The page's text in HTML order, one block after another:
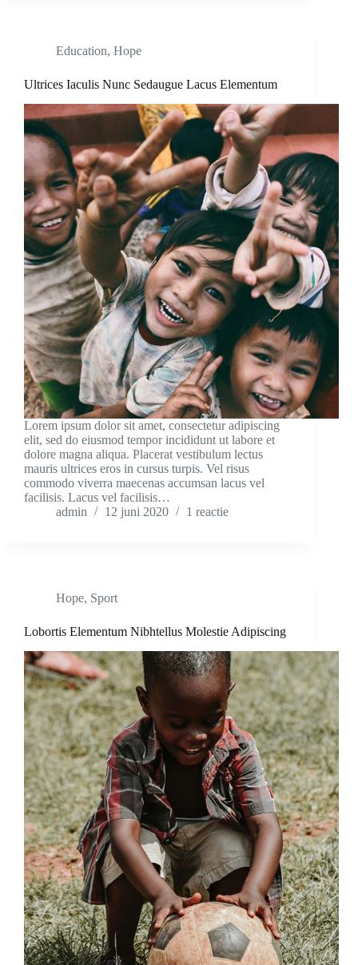
Education, Hope
Ultrices Iaculis Nunc Sedaugue Lacus Elementum
Lorem ipsum dolor sit amet, consectetur adipiscing
elit, sed do eiusmod tempor incididunt ut labore et
dolore magna aliqua. Placerat vestibulum lectus
mauris ultrices eros in cursus turpis. Vel risus
commodo viverra maecenas accumsan lacus vel
facilisis. Lacus vel facilisis…
admin
12 juni 2020 1 reactie
Hope, Sport
Lobortis Elementum Nibhtellus Molestie Adipiscing